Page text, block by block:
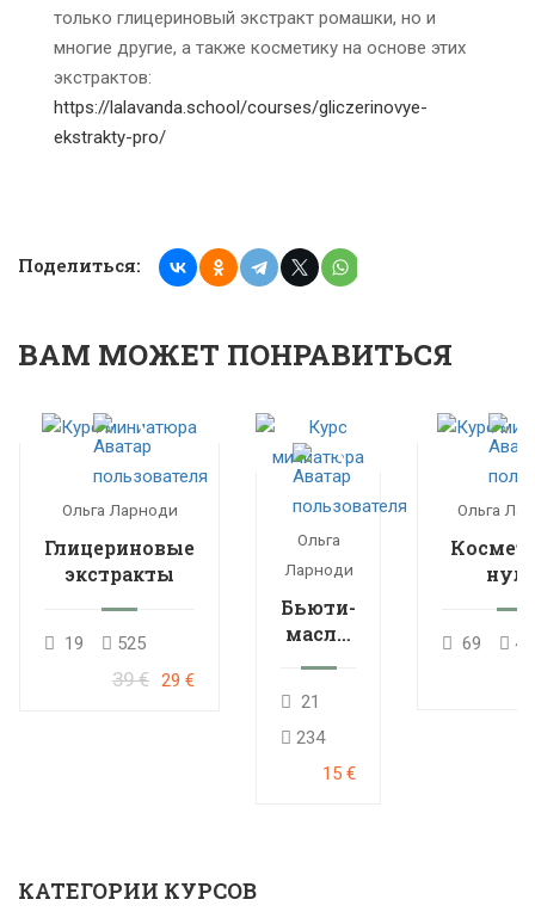
только глицериновый экстракт ромашки, но и
многие другие, а также косметику на основе этих
экстрактов:
https://lalavanda.school/courses/gliczerinovye-
ekstrakty-pro/
Поделиться:
ВАМ МОЖЕТ ПОНРАВИТЬСЯ
Ольга Ларноди
Глицериновые
экстракты
19 525
39 € 29 €
Ольга
Ларноди
Бьюти-
масла:
21
234
15 €
Ольга
69
КАТЕГОРИИ КУРСОВ